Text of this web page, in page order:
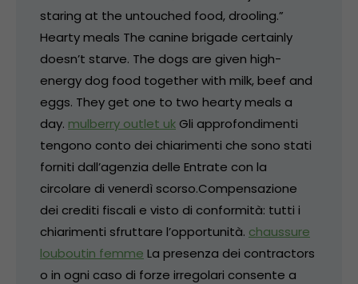
staring at the untouched food, drooling.”
Hearty meals The canine brigade certainly
doesn’t starve. The dogs are given high-
energy dog food together with milk, beef and
eggs. They get one to two hearty meals a
day. mulberry outlet uk Gli approfondimenti
tengono conto dei chiarimenti che sono stati
forniti dall’agenzia delle Entrate con la
circolare di venerdì scorso.Compensazione
dei crediti fiscali e visto di conformità: tutti i
chiarimenti sfruttare l’opportunità. chaussure
louboutin femme La presenza dei contractors
o in ogni caso di forze irregolari consente a